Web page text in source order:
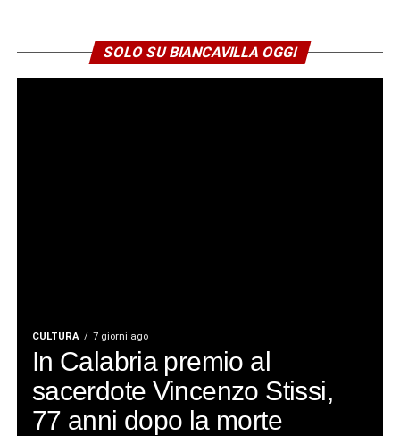
SOLO SU BIANCAVILLA OGGI
CULTURA 7 giorni ago
In Calabria premio al
sacerdote Vincenzo Stissi,
77 anni dopo la morte